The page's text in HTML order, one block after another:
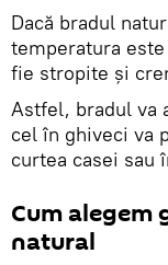
Dacă bradul
temperatura
fie stropite și
Astfel, bradul va
cel în ghiveci va
curtea casei sau
Cum alegem
natural